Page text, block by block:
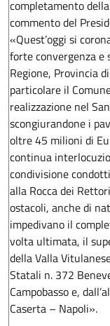
completamento
commento del
«Quest’oggi si
forte convergenza
Regione, Provincia
particolare il
realizzazione nel
scongiurandone i
oltre 45 milioni di
continua
condivisione
alla Rocca dei
ostacoli, anche di
impedivano il
volta ultimata, il
della Valla
Statali n. 372
Campobasso e,
Caserta – Napoli».